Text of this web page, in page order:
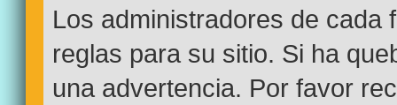
Los administradores de cada
reglas para su sitio. Si ha
una advertencia. Por favor